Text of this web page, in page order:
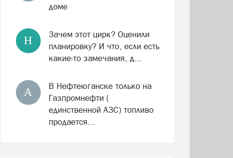
доме
Н
Зачем этот цирк? Оценили
планировку? И что, если есть
какие-то замечания, д...
А
В Нефтеюганске только на
Газпромнефти (
единственной АЗС) топливо
продается...